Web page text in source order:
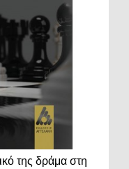
της δράμα στη